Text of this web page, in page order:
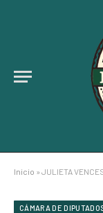
Inicio » JULIETA VENCES expresa
CÁMARA DE